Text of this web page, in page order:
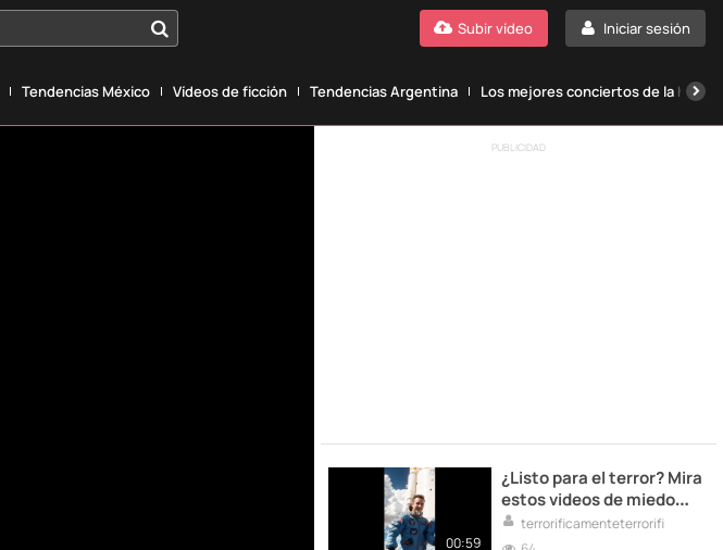
Iniciar sesión
Subir vídeo
Tendencias México Vídeos de ficción Tendencias Argentina Los mejores conciertos de la
PUBLICIDAD
00:59
¿Listo para el terror? Mira
estos videos de miedo
reales
terrorificamenteterrorifi